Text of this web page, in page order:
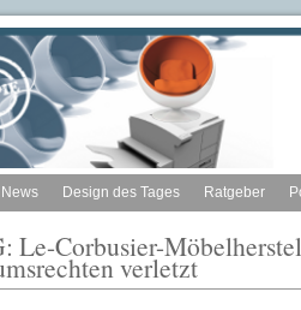
News Design des Tages Ratgeber
Le-Corbusier-
verletzt